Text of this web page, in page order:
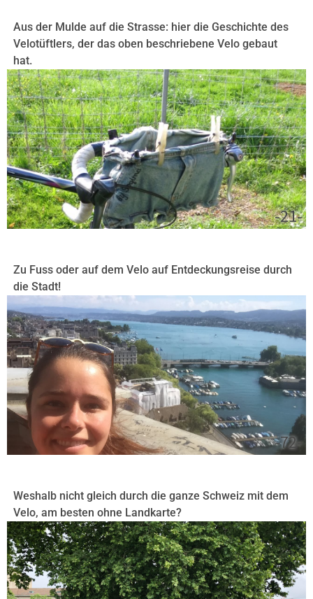
-21-
Aus der Mulde auf die Strasse: hier die Geschichte des
Velotüftlers, der das oben beschriebene Velo gebaut
hat.
-72-
Zu Fuss oder auf dem Velo auf Entdeckungsreise durch
die Stadt!
Weshalb nicht gleich durch die ganze Schweiz mit dem
Velo, am besten ohne Landkarte?